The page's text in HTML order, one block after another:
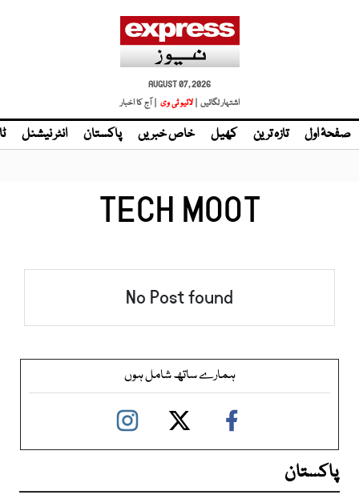
AUGUST 07, 2026
اشتہار لگائیں | لائیو ٹی وی | آج کا اخبار
صفحۂ اول تازہ ترین کھیل خاص خبریں پاکستان انٹر نیشنل
TECH MOOT
No Post found
ہمارے ساتھ شامل ہوں
پاکستان